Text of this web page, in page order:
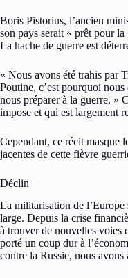
Boris Pistorius, l’ancien
son pays serait « prêt pour
La hache de guerre est
« Nous avons été trahis par
Poutine, c’est pourquoi
nous préparer à la guerre. »
impose et qui est largement
Cependant, ce récit masque
jacentes de cette fièvre
Déclin
La militarisation de l’Europe
large. Depuis la crise
à trouver de nouvelles voies
porté un coup dur à
contre la Russie, nous